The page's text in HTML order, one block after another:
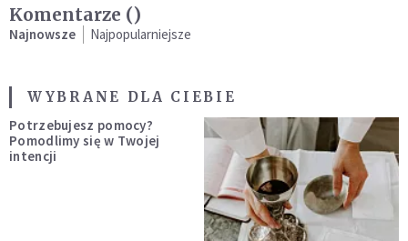
Komentarze ()
Najnowsze Najpopularniejsze
WYBRANE DLA CIEBIE
Potrzebujesz pomocy?
Pomodlimy się w Twojej
intencji